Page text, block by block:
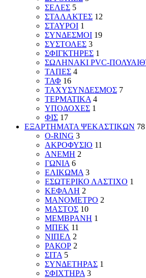
ΣΕΛΕΣ 5
ΣΤΑΛΑΚΤΕΣ 12
ΣΤΑΥΡΟΙ 1
ΣΥΝΔΕΣΜΟΙ 19
ΣΥΣΤΟΛΕΣ 3
ΣΦΙΓΚΤΗΡΕΣ 1
ΣΩΛΗΝΑΚΙ PVC-
ΤΑΠΕΣ 4
ΤΑΦ 16
ΤΑΧΥΣΥΝΔΕΣΜΟΣ 7
ΤΕΡΜΑΤΙΚΑ 4
ΥΠΟΔΟΧΕΣ 1
ΦΙΣ 17
ΕΞΑΡΤΗΜΑΤΑ ΨΕΚΑΣΤΙΚΩΝ 78
O-RING 3
ΑΚΡΟΦΥΣΙΟ 11
ΑΝΕΜΗ 2
ΓΩΝΙΑ 6
ΕΛΙΚΩΜΑ 3
ΕΣΩΤΕΡΙΚΟ ΛΑΣΤΙΧΟ 1
ΚΕΦΑΛΗ 2
ΜΑΝΟΜΕΤΡΟ 2
ΜΑΣΤΟΣ 10
ΜΕΜΒΡΑΝΗ 1
ΜΠΕΚ 11
ΝΙΠΕΛ 2
ΡΑΚΟΡ 2
ΣΙΤΑ 5
ΣΥΝΔΕΤΗΡΑΣ 1
ΣΦΙΧΤΗΡΑ 3